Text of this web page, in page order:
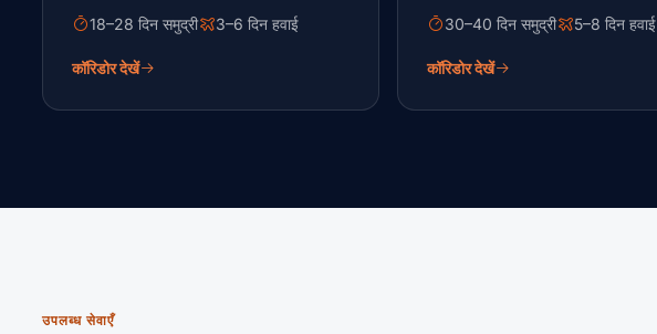
18–28 दिन समुद्री 3–6 दिन हवाई
कॉरिडोर देखें
30–40 दिन समुद्री 5–8 दिन हवाई
कॉरिडोर देखें
उपलब्ध सेवाएँ